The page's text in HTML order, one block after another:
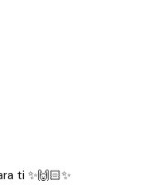
ti ✨🙌🏻✨